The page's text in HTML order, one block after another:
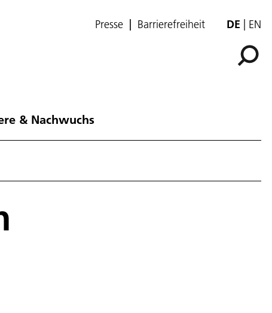
Presse Barrierefreiheit DE EN
& Nachwuchs